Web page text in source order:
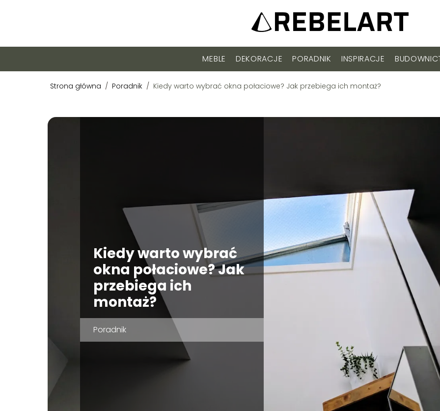
MEBLE DEKORACJE PORADNIK INSPIRACJE
Strona główna / Poradnik / Kiedy warto wybrać okna połaciowe? Jak przebiega ich montaż?
Kiedy warto wybrać
okna połaciowe? Jak
przebiega ich
montaż?
Poradnik